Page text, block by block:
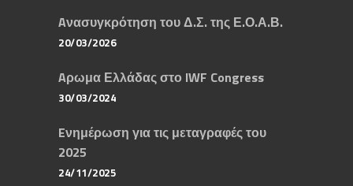
Aνασυγκρότηση του Δ.Σ. της Ε.Ο.Α.Β.
20/03/2026
Aρωμα Ελλάδας στο IWF Congress
30/03/2024
Eνημέρωση για τις μεταγραφές του
2025
24/11/2025